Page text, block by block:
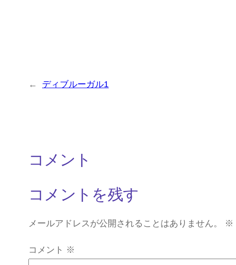
← ディブルーガル1
コメント
コメントを残す
メールアドレスが公開されることはありません。 ※
コメント ※